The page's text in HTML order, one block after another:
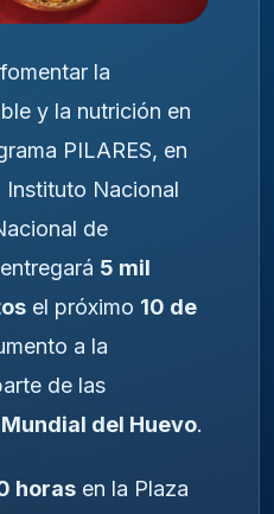
la
y la nutrición en
PILARES, en
Nacional
de
5 mil
el próximo 10 de
a la
de las
del Huevo.
horas en la Plaza